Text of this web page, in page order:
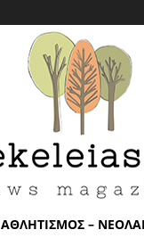
ΑΘΛΗΤΙΣΜΌΣ –